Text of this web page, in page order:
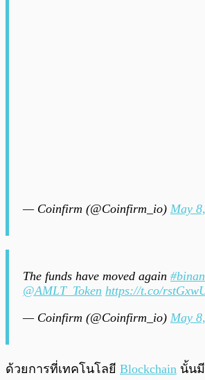
— Coinfirm (@Coinfirm_io) May
The funds have moved again
@AMLT_Token https://t.co/
— Coinfirm (@Coinfirm_io) May
ด้วยการที่เทคโนโลยี Blockchain นั้น